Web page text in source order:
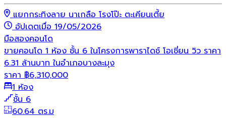
แยกกระทิงลาย นาเกลือ โรงโป๊ะ ตะเคียนเตี้ย
อัปเดตเมื่อ 19/05/2026
มือสองคอนโด
ขายคอนโด 1 ห้อง ชั้น 6 ในโครงการพาราไดช์ โอเชี่ยน วิว ราคา
6.31 ล้านบาท ในอำเภอบางละมุง
ราคา ฿6,310,000
1 ห้อง
ชั้น 6
60.64 ตร.ม